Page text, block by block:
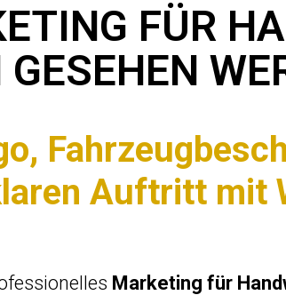
FÜR
Auftritt mit
Marketing für